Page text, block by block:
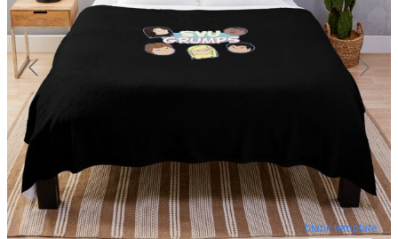
blank template